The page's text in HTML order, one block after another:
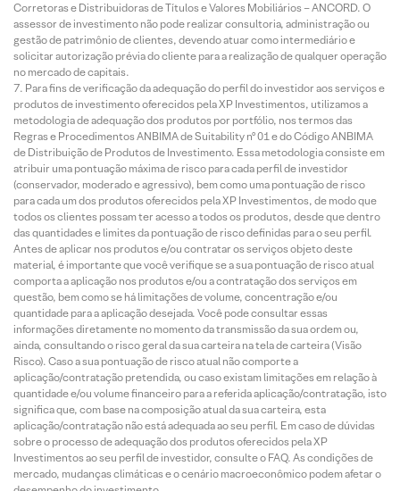
Corretoras e Distribuidoras de Títulos e Valores Mobiliários – ANCORD. O
assessor de investimento não pode realizar consultoria, administração ou
gestão de patrimônio de clientes, devendo atuar como intermediário e
solicitar autorização prévia do cliente para a realização de qualquer operação
no mercado de capitais.
Para fins de verificação da adequação do perfil do investidor aos serviços e
produtos de investimento oferecidos pela XP Investimentos, utilizamos a
metodologia de adequação dos produtos por portfólio, nos termos das
Regras e Procedimentos ANBIMA de Suitability nº 01 e do Código ANBIMA
de Distribuição de Produtos de Investimento. Essa metodologia consiste em
atribuir uma pontuação máxima de risco para cada perfil de investidor
(conservador, moderado e agressivo), bem como uma pontuação de risco
para cada um dos produtos oferecidos pela XP Investimentos, de modo que
todos os clientes possam ter acesso a todos os produtos, desde que dentro
das quantidades e limites da pontuação de risco definidas para o seu perfil.
Antes de aplicar nos produtos e/ou contratar os serviços objeto deste
material, é importante que você verifique se a sua pontuação de risco atual
comporta a aplicação nos produtos e/ou a contratação dos serviços em
questão, bem como se há limitações de volume, concentração e/ou
quantidade para a aplicação desejada. Você pode consultar essas
informações diretamente no momento da transmissão da sua ordem ou,
ainda, consultando o risco geral da sua carteira na tela de carteira (Visão
Risco). Caso a sua pontuação de risco atual não comporte a
aplicação/contratação pretendida, ou caso existam limitações em relação à
quantidade e/ou volume financeiro para a referida aplicação/contratação, isto
significa que, com base na composição atual da sua carteira, esta
aplicação/contratação não está adequada ao seu perfil. Em caso de dúvidas
sobre o processo de adequação dos produtos oferecidos pela XP
Investimentos ao seu perfil de investidor, consulte o FAQ. As condições de
mercado, mudanças climáticas e o cenário macroeconômico podem afetar o